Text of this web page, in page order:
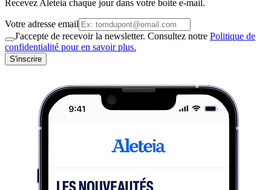
Recevez Aleteia chaque jour dans votre boite e-mail.
Votre adresse email
J'accepte de recevoir la newsletter. Consultez notre Politique de
confidentialité pour en savoir plus.
S'inscrire